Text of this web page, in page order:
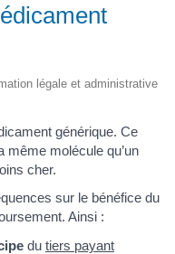
légale et administrative
générique. Ce
même molécule qu’un
cher.
sur le bénéfice du
Ainsi :
du tiers payant